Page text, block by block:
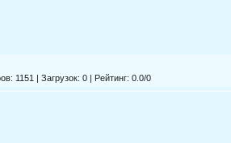
: 1151 | Загрузок: 0 | Рейтинг: 0.0/0